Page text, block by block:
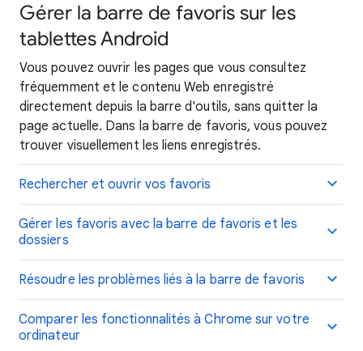
Gérer la barre de favoris sur les
tablettes Android
Vous pouvez ouvrir les pages que vous consultez
fréquemment et le contenu Web enregistré
directement depuis la barre d'outils, sans quitter la
page actuelle. Dans la barre de favoris, vous pouvez
trouver visuellement les liens enregistrés.
Rechercher et ouvrir vos favoris
Gérer les favoris avec la barre de favoris et les
dossiers
Résoudre les problèmes liés à la barre de favoris
Comparer les fonctionnalités à Chrome sur votre
ordinateur